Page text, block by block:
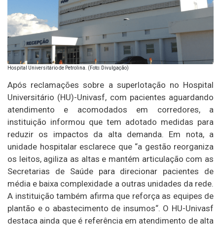
Hospital Universitário de Petrolina. (Foto: Divulgação)
Após reclamações sobre a superlotação no Hospital
Universitário (HU)-Univasf, com pacientes aguardando
atendimento e acomodados em corredores, a
instituição informou que tem adotado medidas para
reduzir os impactos da alta demanda. Em nota, a
unidade hospitalar esclarece que “a gestão reorganiza
os leitos, agiliza as altas e mantém articulação com as
Secretarias de Saúde para direcionar pacientes de
média e baixa complexidade a outras unidades da rede.
A instituição também afirma que reforça as equipes de
plantão e o abastecimento de insumos“. O HU-Univasf
destaca ainda que é referência em atendimento de alta